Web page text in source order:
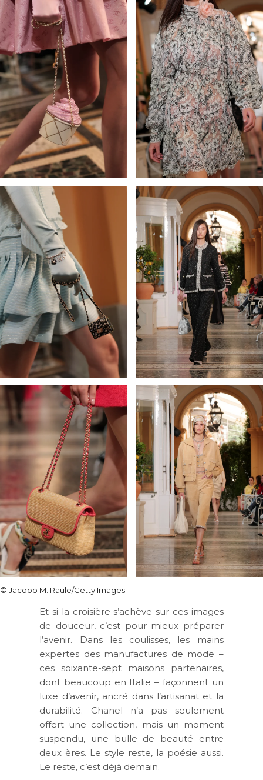
© Jacopo M. Raule/Getty Images
Et si la croisière s’achève sur ces images
de douceur, c’est pour mieux préparer
l’avenir. Dans les coulisses, les mains
expertes des manufactures de mode –
ces soixante-sept maisons partenaires,
dont beaucoup en Italie – façonnent un
luxe d’avenir, ancré dans l’artisanat et la
durabilité. Chanel n’a pas seulement
offert une collection, mais un moment
suspendu, une bulle de beauté entre
deux ères. Le style reste, la poésie aussi.
Le reste, c’est déjà demain.